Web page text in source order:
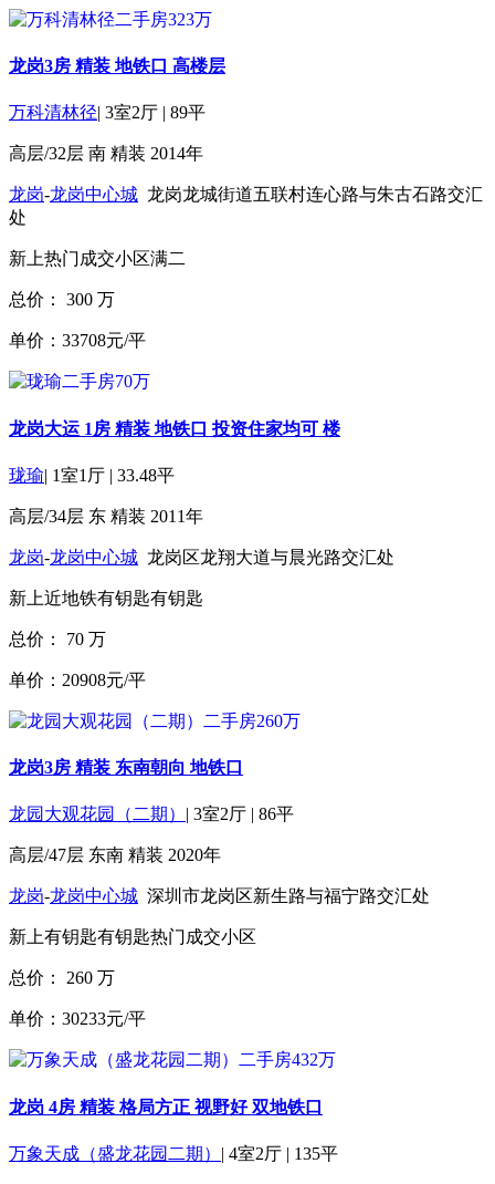
龙岗3房 精装 地铁口 高楼层
万科清林径| 3室2厅 | 89平
高层/32层 南 精装 2014年
龙岗-龙岗中心城 龙岗龙城街道五联村连心路与朱古石路交汇
处
新上热门成交小区满二
总价： 300 万
单价：33708元/平
龙岗大运 1房 精装 地铁口 投资住家均可 楼
珑瑜| 1室1厅 | 33.48平
高层/34层 东 精装 2011年
龙岗-龙岗中心城 龙岗区龙翔大道与晨光路交汇处
新上近地铁有钥匙有钥匙
总价： 70 万
单价：20908元/平
龙岗3房 精装 东南朝向 地铁口
龙园大观花园（二期） 3室2厅 86平
高层/47层 东南 精装 2020年
龙岗-龙岗中心城 深圳市龙岗区新生路与福宁路交汇处
新上有钥匙有钥匙热门成交小区
总价： 260 万
单价：30233元/平
龙岗 4房 精装 格局方正 视野好 双地铁口
万象天成（盛龙花园二期） | 4室2厅 | 135平